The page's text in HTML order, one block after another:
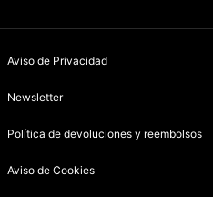
Aviso de Privacidad
Newsletter
Política de devoluciones y reembolsos
Aviso de Cookies